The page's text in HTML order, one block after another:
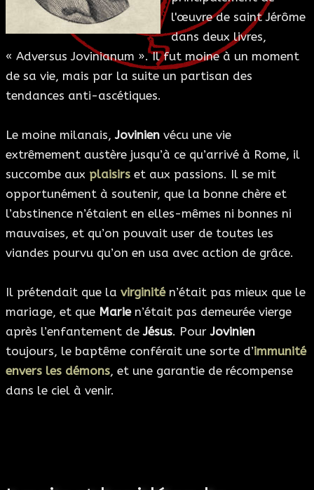
ESOTÉRISME
SECTES
BLOG
A PROPOS
l'œuvre de saint Jérôme
dans deux livres,
« Adversus Jovinianum ». Il fut moine à un moment
de sa vie, mais par la suite un partisan des
tendances anti-ascétiques.
Le moine milanais,Jovinien vécu une vie
extrêmement austère jusqu’à ce qu’arrivé à Rome, il
succombe aux plaisirs et aux passions. Il se mit
opportunément à soutenir, que la bonne chère et
l’abstinence n’étaient en elles-mêmes ni bonnes ni
mauvaises, et qu’on pouvait user de toutes les
viandes pourvu qu’on en usa avec action de grâce.
Il prétendait que la virginitén’était pas mieux que le
mariage, et que Marien’était pas demeurée vierge
après l’enfantement deJésus. PourJovinien
toujours, le baptême conférait une sorte d’immunité
envers les démons, et une garantie de récompense
dans le ciel à venir.